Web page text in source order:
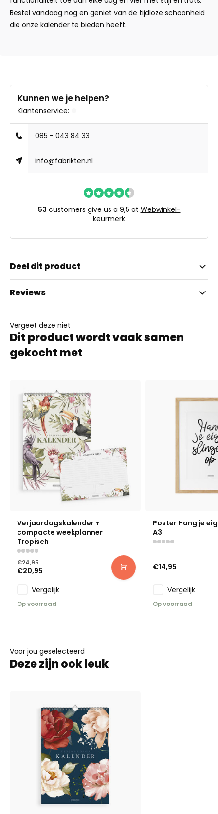
Bestel vandaag nog en geniet van de tijdloze schoonheid
die onze kalender te bieden heeft.
Kunnen we je helpen?
Klantenservice:
085 - 043 84 33
info@fabrikten.nl
53 customers give us a 9,5 at Webwinkel-
keurmerk
Deel dit product
Reviews
Vergeet deze niet
Dit product wordt vaak samen
gekocht met
Verjaardagskalender +
compacte weekplanner
Tropisch
€24,95
€20,95
Vergelijk
Op voorraad
Poster Hang je
A3
€14,95
Vergelijk
Op voorraad
Voor jou geselecteerd
Deze zijn ook leuk